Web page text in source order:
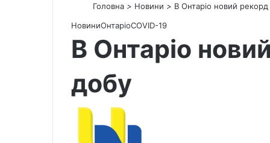
Головна > Новини > В Онтаріо новий
НовиниОнтаріоСOVID-19
В Онтаріо
добу